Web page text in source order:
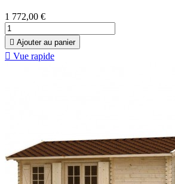
1 772,00 €
 Ajouter au panier
 Vue rapide